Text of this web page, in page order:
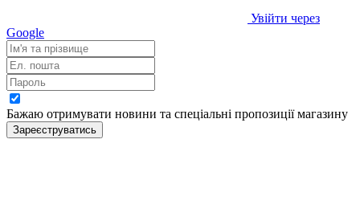
Увійти через
Google
Бажаю отримувати новини та спеціальні пропозиціїмагазину
Зареєструватись